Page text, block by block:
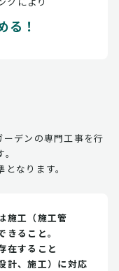
る！
デンの専門工事を行
なります。
施工（施工管
ること。
在すること
計、施工）に対応